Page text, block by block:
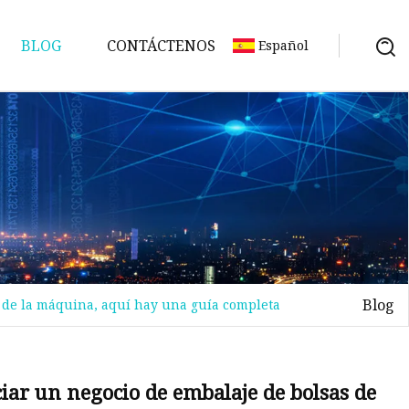
BLOG CONTÁCTENOS Español
la máquina, aquí hay una guía completa Blog
un negocio de embalaje de bolsas de